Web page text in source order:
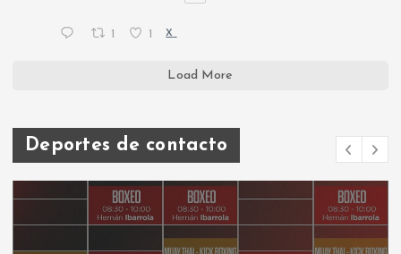
1 1 X
Load More
Deportes de contacto